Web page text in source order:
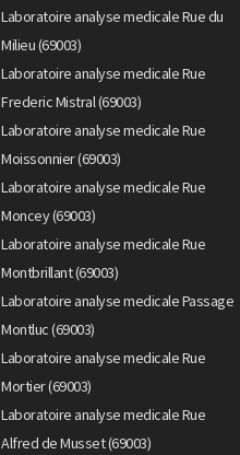
Laboratoire analyse medicale Rue du
Milieu (69003)
Laboratoire analyse medicale Rue
Frederic Mistral (69003)
Laboratoire analyse medicale Rue
Moissonnier (69003)
Laboratoire analyse medicale Rue
Moncey (69003)
Laboratoire analyse medicale Rue
Montbrillant (69003)
Laboratoire analyse medicale Passage
Montluc (69003)
Laboratoire analyse medicale Rue
Mortier (69003)
Laboratoire analyse medicale Rue
Alfred de Musset (69003)